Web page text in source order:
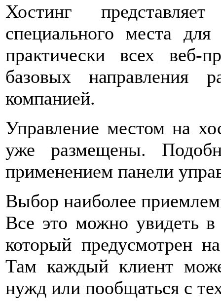
Хостинг
специального места
практически всех веб-
базовых направления
компанией.
Управление местом на
уже размещены.
применением панели
Выбор наиболее
Все это можно увидеть в
который предусмотрен
Там каждый клиент
нужд или пообщаться с